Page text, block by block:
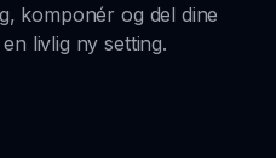
komponér og del dine
livlig ny setting.